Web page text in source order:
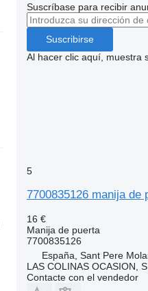
Suscríbase para recibir
Suscribirse
Al hacer clic aquí, muestra
5
7700835126 manija de
16 €
Manija de puerta
7700835126
España, Sant Pere
LAS COLINAS OCASION,
Contacte con el vendedor